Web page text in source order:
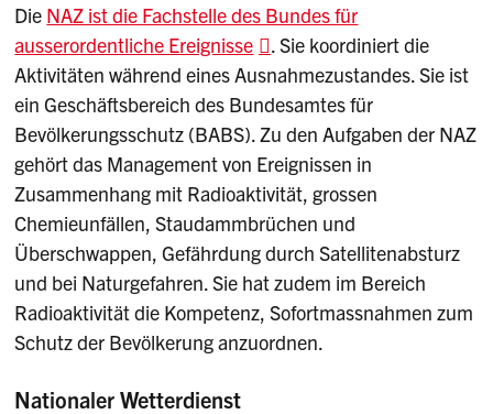
Die NAZ ist die Fachstelle des Bundes für
ausserordentliche Ereignisse
. Sie koordiniert die
Aktivitäten während eines Ausnahmezustandes. Sie ist
ein Geschäftsbereich des Bundesamtes für
Bevölkerungsschutz (BABS). Zu den Aufgaben der NAZ
gehört das Management von Ereignissen in
Zusammenhang mit Radioaktivität, grossen
Chemieunfällen, Staudammbrüchen und
Überschwappen, Gefährdung durch Satellitenabsturz
und bei Naturgefahren. Sie hat zudem im Bereich
Radioaktivität die Kompetenz, Sofortmassnahmen zum
Schutz der Bevölkerung anzuordnen.
Nationaler Wetterdienst